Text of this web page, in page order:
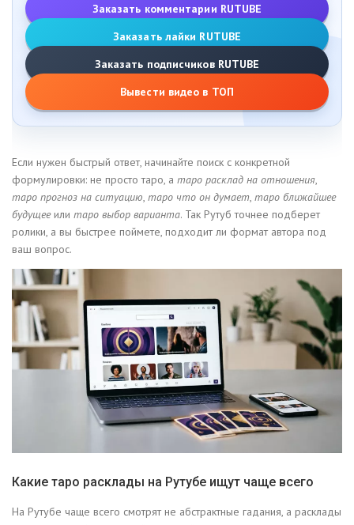
Заказать комментарии RUTUBE
Заказать лайки RUTUBE
Заказать подписчиков RUTUBE
Вывести видео в ТОП
Если нужен быстрый ответ, начинайте поиск с конкретной
формулировки: не просто таро, а таро расклад на отношения,
таро прогноз на ситуацию, таро что он думает, таро ближайшее
будущееили таро выбор варианта. Так Рутуб точнее подберет
ролики, а вы быстрее поймете, подходит ли формат автора под
ваш вопрос.
Какие таро расклады на Рутубе ищут чаще всего
На Рутубе чаще всего смотрят не абстрактные гадания, а расклады